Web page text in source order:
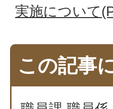
実施について
この記事